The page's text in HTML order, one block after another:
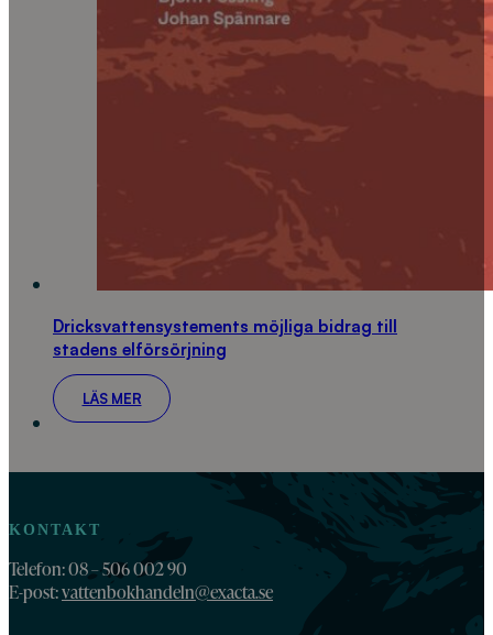
Dricksvattensystements möjliga bidrag till
stadens elförsörjning
LÄS MER
KONTAKT
Telefon: 08 – 506 002 90
E-post:vattenbokhandeln@exacta.se